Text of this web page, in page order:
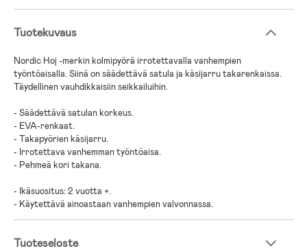
Tuotekuvaus
Nordic Hoj -merkin kolmipyörä irrotettavalla vanhempien
työntöaisalla. Siinä on säädettävä satula ja käsijarru takarenkaissa.
Täydellinen vauhdikkaisiin seikkailuihin.
- Säädettävä satulan korkeus.
- EVA-renkaat.
- Takapyörien käsijarru.
- Irrotettava vanhemman työntöaisa.
- Pehmeä kori takana.
- Ikäsuositus: 2 vuotta +.
- Käytettävä ainoastaan vanhempien valvonnassa.
Tuoteseloste